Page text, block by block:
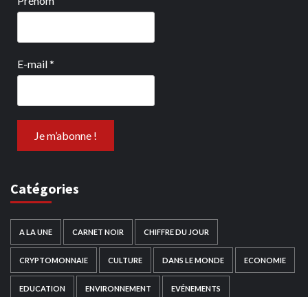
E-mail*
Catégories
A LA UNE CARNET NOIR CHIFFRE DU JOUR
CRYPTOMONNAIE CULTURE DANS LE MONDE ECONOMIE
EDUCATION ENVIRONNEMENT EVÉNEMENTS